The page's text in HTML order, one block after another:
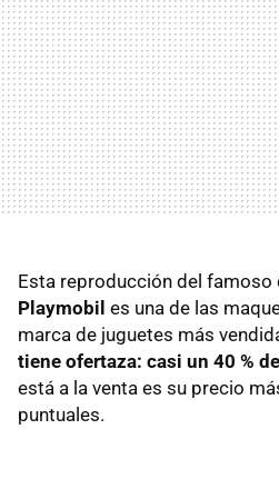
Esta reproducción del
Playmobil es una de las
marca de juguetes más
tiene ofertaza: casi un 40 %
está a la venta es su precio
puntuales.